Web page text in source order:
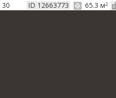
30 ID 12663773 65.3 м2